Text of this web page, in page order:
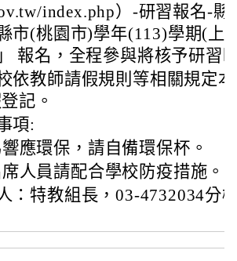
index.php）-研習報名-
市(桃園市)學年(113)學期(上
報名，全程參與將核予研習
依教師請假規則等相關規定
記。
項:
應環保，請自備環保杯。
人員請配合學校防疫措施。
：特教組長，03-4732034分